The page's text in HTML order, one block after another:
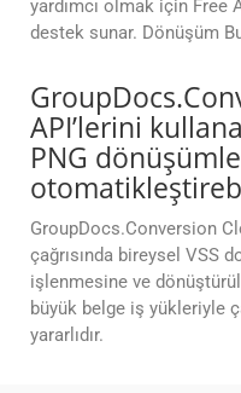
yardımcı olmak için Free
destek sunar. Dönüşüm
API’lerini
PNG
GroupDocs.Conversion
çağrısında bireysel VSS
işlenmesine ve
büyük belge iş yükleriyle
yararlıdır.